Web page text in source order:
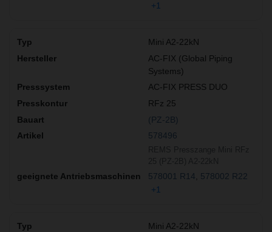
+1
Mini A2-22kN
AC-FIX (Global Piping
Systems)
AC-FIX PRESS DUO
RFz 25
(PZ-2B)
578496
578001 R14
578002 R22
+1
Mini A2-22kN